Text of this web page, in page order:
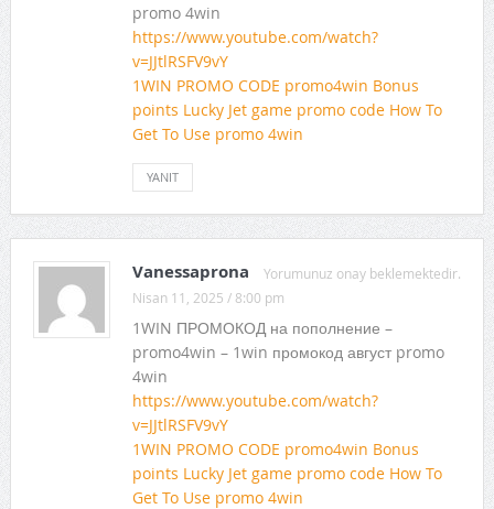
promo 4win
https://www.youtube.com/watch?
v=JJtlRSFV9vY
1WIN PROMO CODE promo4win Bonus
points Lucky Jet game promo code How To
Get To Use promo 4win
YANIT
Yorumunuz onay beklemektedir.
Vanessaprona
Nisan 11, 2025 / 8:00 pm
1WIN ПРОМОКОД на пополнение –
promo4win – 1win промокод август promo
4win
https://www.youtube.com/watch?
v=JJtlRSFV9vY
1WIN PROMO CODE promo4win Bonus
points Lucky Jet game promo code How To
Get To Use promo 4win